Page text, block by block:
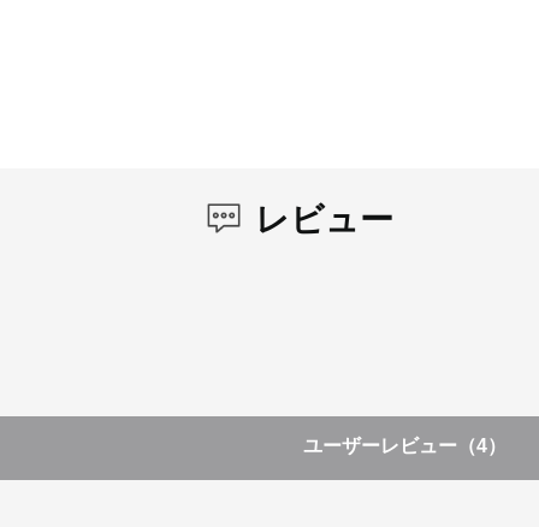
レビュー
ユーザーレビュー （4）